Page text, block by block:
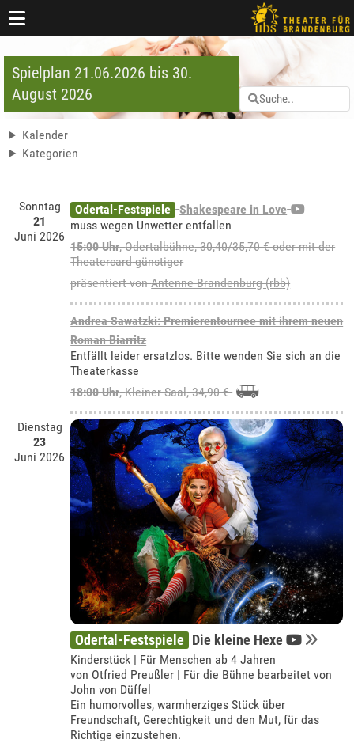
Spielplan 21.06.2026 bis 30.
August 2026
Kalender
Kategorien
Sonntag
21
Juni 2026
Odertal-Festspiele Shakespeare in Love
muss wegen Unwetter entfallen
15:00 Uhr,Odertalbühne, 30,40/35,70 € oder mit der
Theatercardgünstiger
präsentiert vonAntenne Brandenburg (rbb)
Andrea Sawatzki: Premierentournee mit ihrem neuen
Roman Biarritz
Entfällt leider ersatzlos. Bitte wenden Sie sich an die
Theaterkasse
18:00 Uhr,Kleiner Saal, 34,90 €
Dienstag
23
Juni 2026
Odertal-Festspiele Die kleine Hexe
Kinderstück | Für Menschen ab 4 Jahren
von Otfried Preußler | Für die Bühne bearbeitet von
John von Düffel
Ein humorvolles, warmherziges Stück über
Freundschaft, Gerechtigkeit und den Mut, für das
Richtige einzustehen.